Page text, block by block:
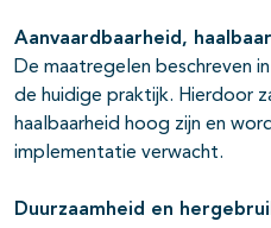
Aanvaardbaarheid,
De maatregelen beschreven
de huidige praktijk. Hierdoor
haalbaarheid hoog zijn en
implementatie verwacht.
Duurzaamheid en